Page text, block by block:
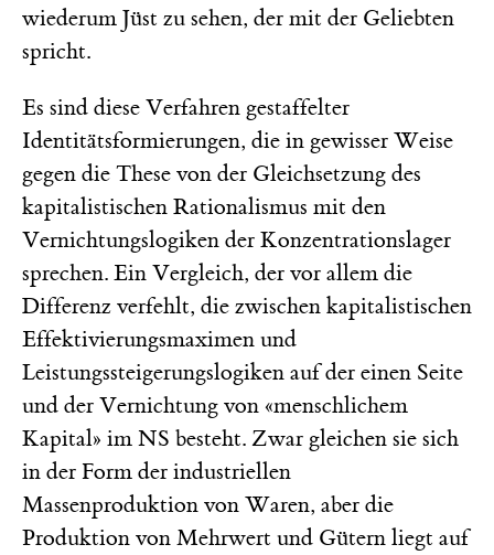
wiederum Jüst zu sehen, der mit der Geliebten
spricht.
Es sind diese Verfahren gestaffelter
Identitätsformierungen, die in gewisser Weise
gegen die These von der Gleichsetzung des
kapitalistischen Rationalismus mit den
Vernichtungslogiken der Konzentrationslager
sprechen. Ein Vergleich, der vor allem die
Differenz verfehlt, die zwischen kapitalistischen
Effektivierungsmaximen und
Leistungssteigerungslogiken auf der einen Seite
und der Vernichtung von «menschlichem
Kapital» im NS besteht. Zwar gleichen sie sich
in der Form der industriellen
Massenproduktion von Waren, aber die
Produktion von Mehrwert und Gütern liegt auf